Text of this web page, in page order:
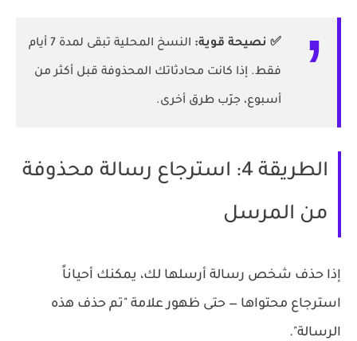
✅ نصيحة قوية: النسخ المحلية تبقى لمدة 7 أيام
فقط. إذا كانت محادثاتك المحذوفة قبل أكثر من
أسبوع، جرّب طرق أخرى.
الطريقة 4: استرجاع رسالة محذوفة
من المرسل
إذا حذف شخص رسالة أرسلها لك، يمكنك أحياناً
استرجاع محتواها — حتى ظهور علامة "تم حذف هذه
الرسالة".